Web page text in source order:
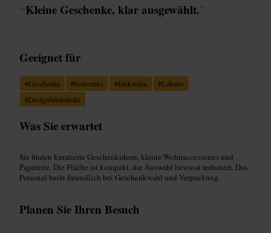
“Kleine Geschenke, klar ausgewählt.”
Geeignet für
#Geschenke #Souvenirs #Einkaufen #Lokales
#Designfundstücke
Was Sie erwartet
Sie finden kuratierte Geschenkideen, kleine Wohnaccessoires und
Papeterie. Die Fläche ist kompakt, die Auswahl bewusst reduziert. Das
Personal berät freundlich bei Geschenkwahl und Verpackung.
Planen Sie Ihren Besuch